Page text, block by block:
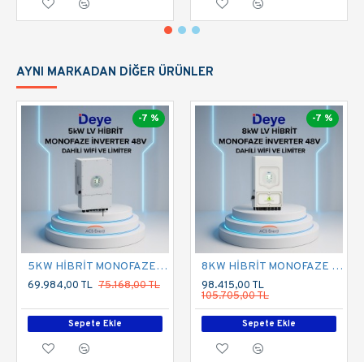
AYNI MARKADAN DIĞER ÜRÜNLER
-7 %
5KW HİBRİT MONOFAZE İNVERTER LV
69.984,00 TL 75.168,00 TL
Sepete Ekle
-7 %
8KW HİBRİT MONOFAZE İNVERTER LV
98.415,00 TL
105.705,00 TL
Sepete Ekle